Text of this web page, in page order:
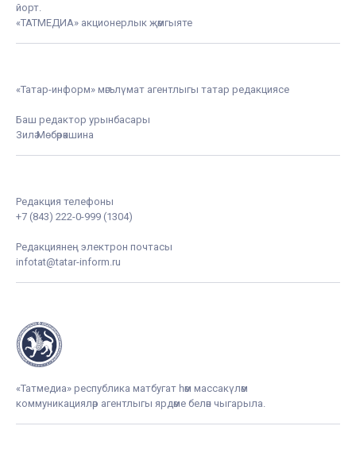
йорт.
«ТАТМЕДИА» акционерлык җәмгыяте
«Татар-информ» мәгълүмат агентлыгы татар редакциясе
Баш редактор урынбасары
Зилә Мөбәрәкшина
Редакция телефоны
+7 (843) 222-0-999 (1304)
Редакциянең электрон почтасы
infotat@tatar-inform.ru
«Татмедиа» республика матбугат һәм массакүләм
коммуникацияләр агентлыгы ярдәме белән чыгарыла.